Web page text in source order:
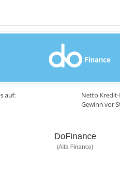
auf:
Netto
Gewinn vor
DoFinance
(Alfa Finance)